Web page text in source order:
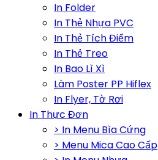
In Folder
In Thẻ Nhựa PVC
In Thẻ Tích Điểm
In Thẻ Treo
In Bao Lì Xì
Làm Poster PP Hiflex
In Flyer, Tờ Rơi
In Thực Đơn
> In Menu Bìa Cứng
> Menu Mica Cao Cấp